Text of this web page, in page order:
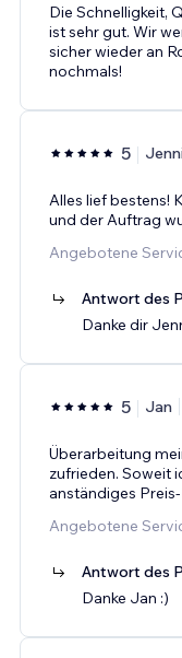
Die Schnelligkeit,
ist sehr gut. Wir
sicher wieder an
nochmals!
5
Alles lief bestens!
und der Auftrag
Angebotene
Antwort des
Danke dir
5 Jan
Überarbeitung
zufrieden. Soweit
anständiges
Angebotene
Antwort des
Danke Jan :)